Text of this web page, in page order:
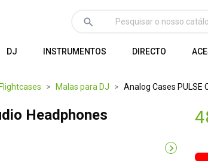
search
DJ INSTRUMENTOS DIRECTO
Malas para DJ Analog Cases PULSE
Headphones
